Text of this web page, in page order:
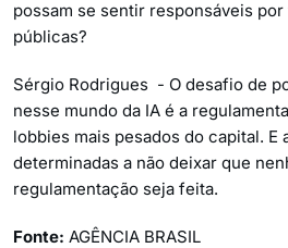
possam se sentir responsáveis
públicas?
Sérgio Rodrigues - O desafio de
nesse mundo da IA é a
lobbies mais pesados do capital.
determinadas a não deixar que
regulamentação seja feita.
Fonte: AGÊNCIA BRASIL